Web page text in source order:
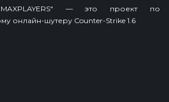
— это проект по
онлайн-шутеру Counter-Strike 1.6